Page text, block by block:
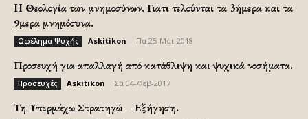
H Θεολογία των μνημοσύνων. Γιατι τελούνται τα 3ήμερα και τα
9μερα μνημόσυνα.
Ωφέλημα Ψυχής Askitikon Πα 25-Μάι-2018
Προσευχή για απαλλαγή από κατάθλιψη και ψυχικά νοσήματα.
Προσευχές Askitikon Σα 04-Φεβ-2017
Τη Υπερμάχω Στρατηγώ – Εξήγηση.